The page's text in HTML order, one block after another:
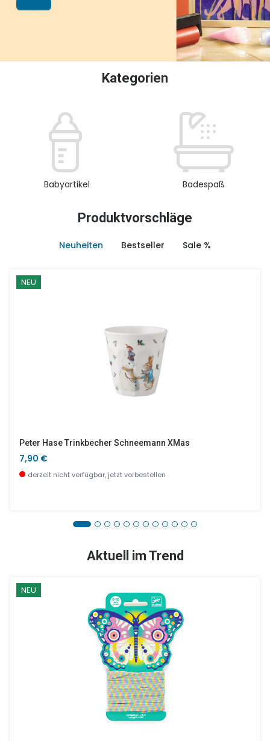
Kategorien
Babyartikel Badespaß
Produktvorschläge
Neuheiten Bestseller Sale %
NEU
Peter Hase Trinkbecher Schneemann XMas
7,90 €
derzeit nicht verfügbar, jetzt vorbestellen
Glücksbringer, Metallamulett Zum Basteln
Nashorn TerracottaGROSBISOU
Aktuell im Trend
NEU